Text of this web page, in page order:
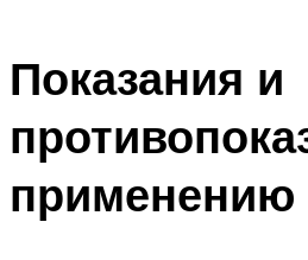
Показания и
применению